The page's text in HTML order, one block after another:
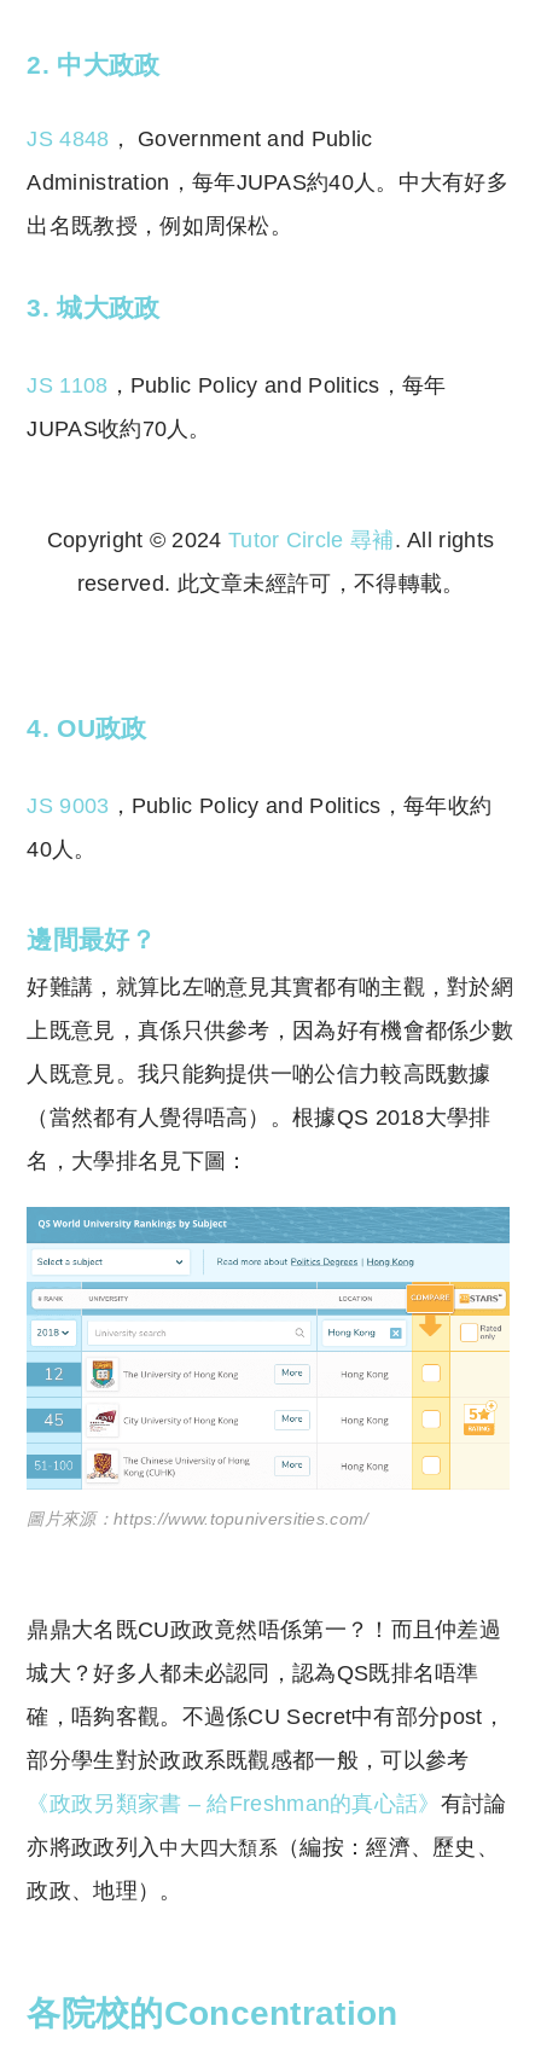
2. 中大政政
JS 4848 ， Government and Public
Administration，每年JUPAS約40人。中大有好多
出名既教授，例如周保松。
3. 城大政政
JS 1108 ，Public Policy and Politics，每年
JUPAS收約70人。
Copyright © 2024 Tutor Circle 尋補. All rights
reserved. 此文章未經許可，不得轉載。
4. OU政政
JS 9003 ， Public Policy and Politics，每年收約
40人。
邊間最好？
好難講，就算比左啲意見其實都有啲主觀，對於網
上既意見，真係只供參考，因為好有機會都係少數
人既意見。我只能夠提供一啲公信力較高既數據
（當然都有人覺得唔高）。根據QS 2018大學排
名，大學排名見下圖：
圖片來源：https://www.topuniversities.com/
鼎鼎大名既CU政政竟然唔係第一？！而且仲差過
城大？好多人都未必認同，認為QS既排名唔準
確，唔夠客觀。不過係CU Secret中有部分post，
部分學生對於政政系既觀感都一般，可以參考
《政政另類家書 – 給Freshman的真心話》 有討論
亦將政政列入中大四大頹系
（編按：經濟、歷史、
政政、地理）。
各院校的Concentration